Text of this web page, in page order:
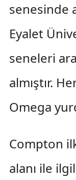
senesinde
Eyalet
seneleri
almıştır.
Omega
Compton
alanı ile